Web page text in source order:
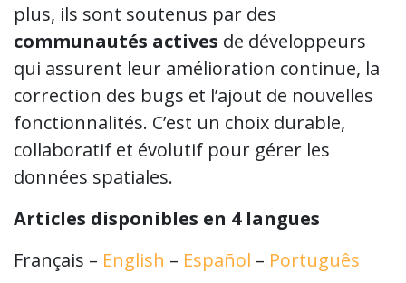
plus, ils sont soutenus par des
communautés actives de développeurs
qui assurent leur amélioration continue, la
correction des bugs et l’ajout de nouvelles
fonctionnalités. C’est un choix durable,
collaboratif et évolutif pour gérer les
données spatiales.
Articles disponibles en 4 langues
Français – English – Español – Português